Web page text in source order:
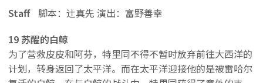
Staff
脚本：辻真先 演出：富野善幸
19 苏醒的白鲸
为了营救皮皮和阿芬，特里同不得不暂时放弃前往大西洋的
计划，转身返回了太平洋。而在太平洋迎接他的是被雷哈尔